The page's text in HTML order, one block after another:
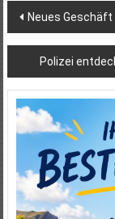
Neues
Polizei